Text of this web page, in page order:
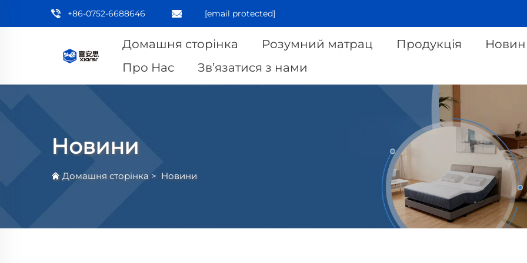
+86-0752-6688646 [email protected]
Домашня сторінка Розумний матрац Продукція
Про Нас
Зв’язатися з нами
Новини
Домашня сторінка > Новини